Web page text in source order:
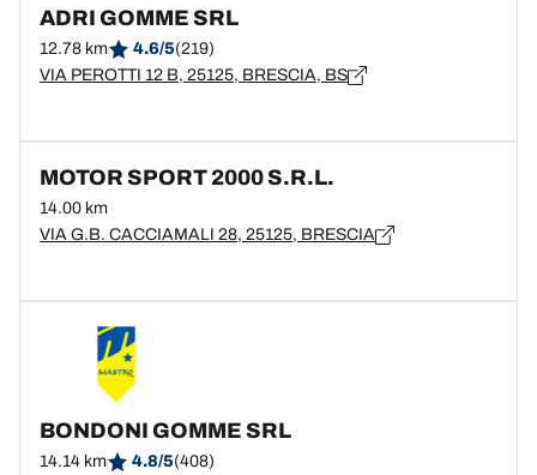
ADRI GOMME SRL
12.78 km 4.6/5(219)
VIA PEROTTI 12 B, 25125, BRESCIA, BS
MOTOR SPORT 2000 S.R.L.
14.00 km
VIA G.B. CACCIAMALI 28, 25125, BRESCIA
BONDONI GOMME SRL
14.14 km 4.8/5(408)